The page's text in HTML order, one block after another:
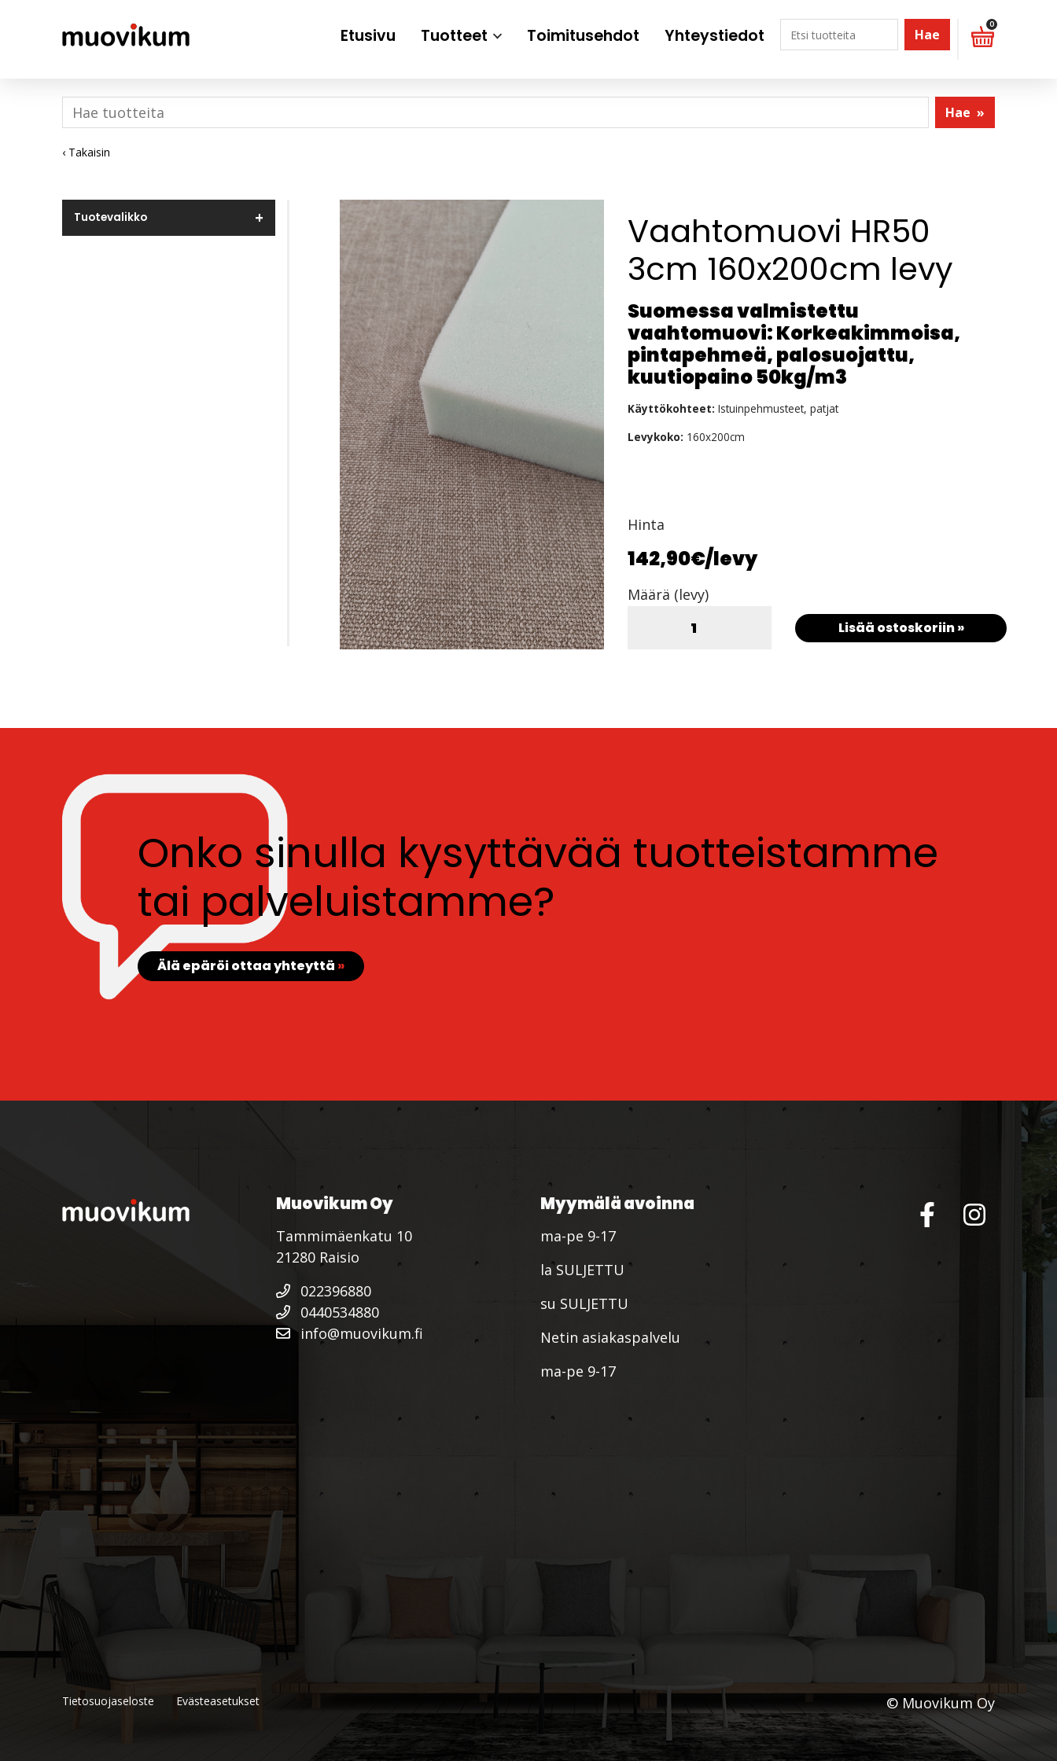
Etusivu Tuotteet Toimitusehdot Yhteystiedot Hae
0
Hae »
‹ Takaisin
Tuotevalikko
Vaahtomuovi HR50
3cm 160x200cm levy
Suomessa valmistettu
vaahtomuovi: Korkeakimmoisa,
pintapehmeä, palosuojattu,
kuutiopaino 50kg/m3
Käyttökohteet: Istuinpehmusteet, patjat
Levykoko: 160x200cm
Hinta
142,90€/levy
Määrä (levy)
Lisää ostoskoriin »
Onko sinulla kysyttävää tuotteistamme
tai palveluistamme?
Älä epäröi ottaa yhteyttä »
Muovikum Oy
Tammimäenkatu 10
21280 Raisio
022396880
0440534880
info@muovikum.fi
Myymälä avoinna
ma-pe 9-17
la SULJETTU
su SULJETTU
Netin asiakaspalvelu
ma-pe 9-17
Tietosuojaseloste Evästeasetukset © Muovikum Oy